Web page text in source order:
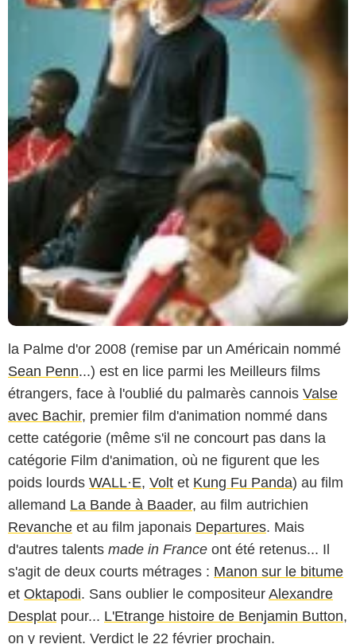
la Palme d'or 2008 (remise par un Américain nommé
Sean Penn...) est en lice parmi les Meilleurs films
étrangers, face à l'oublié du palmarès cannois Valse
avec Bachir, premier film d'animation nommé dans
cette catégorie (même s'il ne concourt pas dans la
catégorie Film d'animation, où ne figurent que les
poids lourds WALL·E, Volt et Kung Fu Panda) au film
allemand La Bande à Baader, au film autrichien
Revanche et au film japonais Departures. Mais
d'autres talents made in France ont été retenus... Il
s'agit de deux courts métrages : Manon sur le bitume
et Oktapodi. Sans oublier le compositeur Alexandre
Desplat pour... L'Etrange histoire de Benjamin Button,
on y revient. Verdict le 22 février prochain.